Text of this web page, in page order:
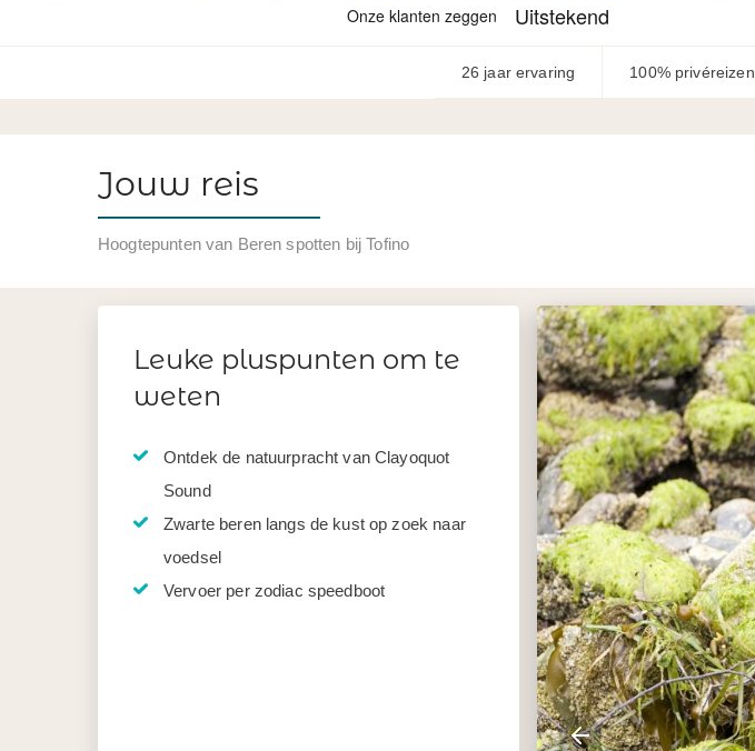
26 jaar ervaring 100% privéreizen
Jouw reis
Hoogtepunten van Beren spotten bij Tofino
Leuke pluspunten om te
weten
Ontdek de natuurpracht van Clayoquot
Sound
Zwarte beren langs de kust op zoek naar
voedsel
Vervoer per zodiac speedboot